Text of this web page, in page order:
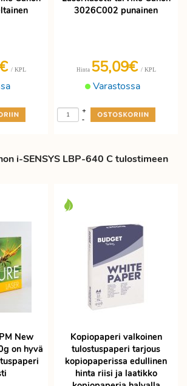
/ KPL
3026C002 punainen
Varastossa
Hinta 55,09€ / KPL
-
+
i-SENSYS LBP-640 C tulostimeen
New
on hyvä
Kopiopaperi valkoinen
tulostuspaperi tarjous
kopiopaperissa edullinen
hinta riisi ja laatikko